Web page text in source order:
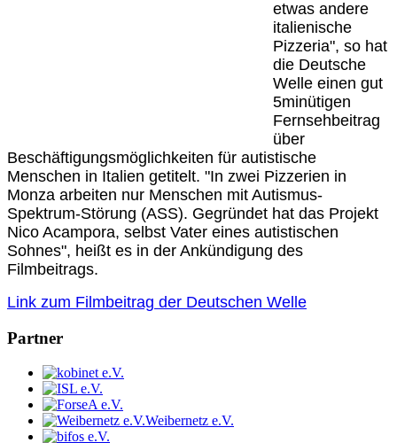
etwas andere
italienische
Pizzeria", so hat
die Deutsche
Welle einen gut
5minütigen
Fernsehbeitrag
über
Beschäftigungsmöglichkeiten für autistische
Menschen in Italien getitelt. "In zwei Pizzerien in
Monza arbeiten nur Menschen mit Autismus-
Spektrum-Störung (ASS). Gegründet hat das Projekt
Nico Acampora, selbst Vater eines autistischen
Sohnes", heißt es in der Ankündigung des
Filmbeitrags.
Link zum Filmbeitrag der Deutschen Welle
Partner
Weibernetz e.V.